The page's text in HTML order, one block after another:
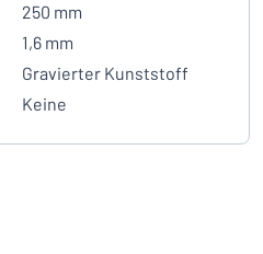
250 mm
1,6 mm
Gravierter Kunststoff
Keine